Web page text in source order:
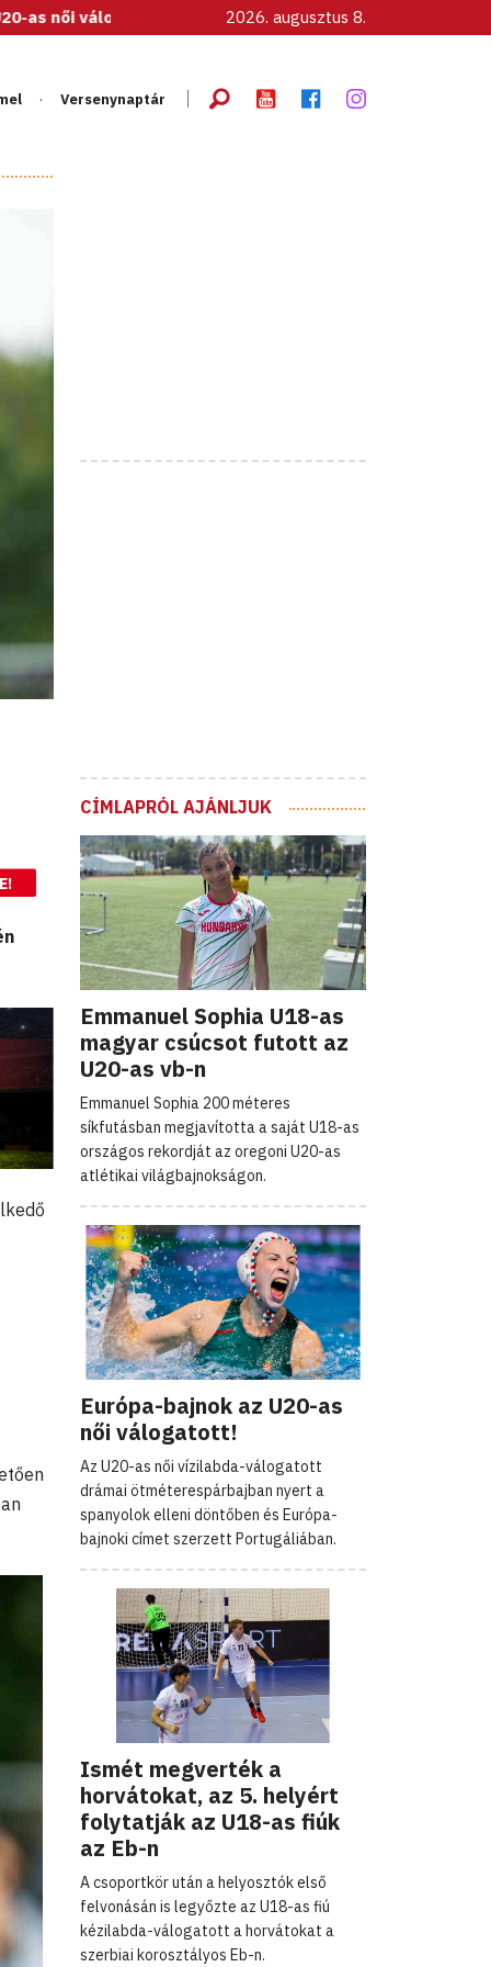
2026. augusztus 8.
Versenynaptár
CÍMLAPRÓL AJÁNLJUK
Emmanuel Sophia U18-as
magyar csúcsot futott az
U20-as vb-n
Emmanuel Sophia 200 méteres
síkfutásban megjavította a saját U18-as
országos rekordját az oregoni U20-as
atlétikai világbajnokságon.
Európa-bajnok az U20-as
női válogatott!
Az U20-as női vízilabda-válogatott
drámai ötméterespárbajban nyert a
spanyolok elleni döntőben és Európa-
bajnoki címet szerzett Portugáliában.
Ismét megverték a
horvátokat, az 5. helyért
folytatják az U18-as fiúk
az Eb-n
A csoportkör után a helyosztók első
felvonásán is legyőzte az U18-as fiú
kézilabda-válogatott a horvátokat a
szerbiai korosztályos Eb-n.